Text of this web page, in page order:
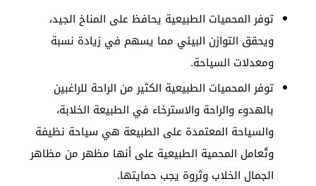
توفر المحميات الطبيعية يحافظ على المناخ الجيد،
ويحقق التوازن البيئي مما يسهم في زيادة نسبة
ومعدلات السياحة.
توفر المحميات الطبيعية الكثير من الراحة للراغبين
بالهدوء والراحة والاسترخاء في الطبيعة الخلابة،
والسياحة المعتمدة على الطبيعة هي سياحة نظيفة
وتُعامل المحمية الطبيعية على أنها مظهر من مظاهر
الجمال الخلاب وثروة يجب حمايتها.